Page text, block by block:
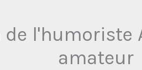
de
amateur